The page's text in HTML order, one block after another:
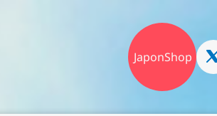
JaponShop